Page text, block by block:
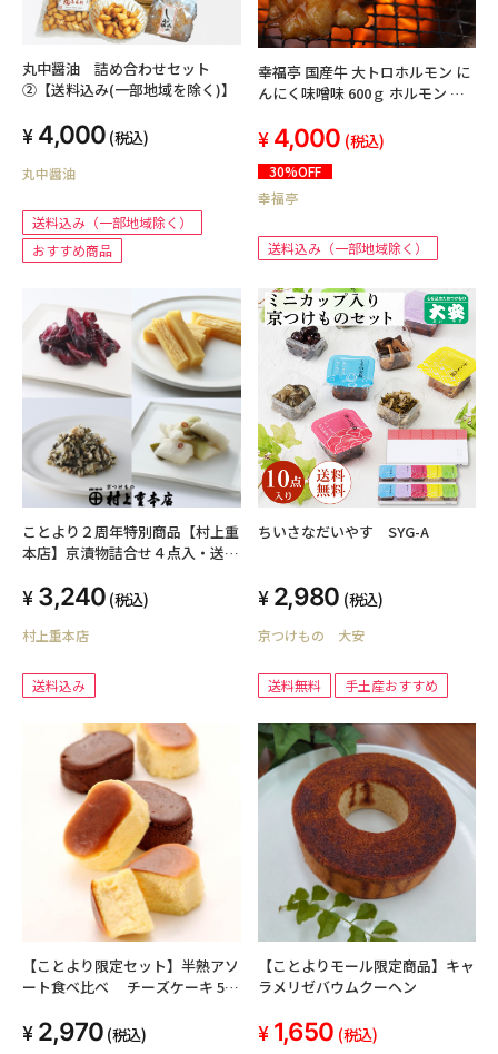
丸中醤油 詰め合わせセット
②【送料込み(一部地域を除く)】
4,000 (税込)
丸中醤油
送料込み（一部地域除く）
おすすめ商品
幸福亭 国産牛 大トロホルモン に
んにく味噌味 600ｇ ホルモン 肉
BBQ 大蒜
4,000 (税込)
30%OFF
幸福亭
送料込み（一部地域除く）
ことより２周年特別商品【村上重
本店】京漬物詰合せ４点入・送料
3,240 (税込)
村上重本店
送料込み
ちいさなだいやす SYG-A
2,980 (税込)
京つけもの 大安
送料無料 手土産おすすめ
【ことより限定セット】半熟アソ
ート食べ比べ チーズケーキ 5個
2,970 (税込)
【ことよりモール限定商品】キャ
ラメリゼバウムクーヘン
1,650 (税込)